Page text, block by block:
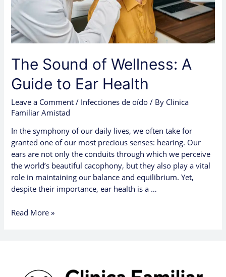
The Sound of Wellness: A
Guide to Ear Health
Leave a Comment / Infecciones de oído / By Clinica
Familiar Amistad
In the symphony of our daily lives, we often take for
granted one of our most precious senses: hearing. Our
ears are not only the conduits through which we perceive
the world’s beautiful cacophony, but they also play a vital
role in maintaining our balance and equilibrium. Yet,
despite their importance, ear health is a …
Health
Read More »